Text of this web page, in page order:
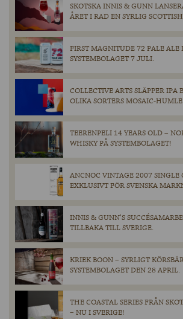
SKOTSKA INNIS & GUNN
ÅRET I RAD EN SYRLIG
FIRST MAGNITUDE 72 PALE ALE
SYSTEMBOLAGET 7 JULI.
COLLECTIVE ARTS SLÄPPER IPA
OLIKA SORTERS MOSAIC-HUMLE.
TEERENPELI 14 YEARS OLD –
WHISKY PÅ SYSTEMBOLAGET!
ANCNOC VINTAGE 2007 SINGLE
EXKLUSIVT FÖR SVENSKA
INNIS & GUNN’S
TILLBAKA TILL SVERIGE.
KRIEK BOON – SYRLIGT
SYSTEMBOLAGET DEN 28 APRIL.
THE COASTAL SERIES FRÅN
– NU I SVERIGE!